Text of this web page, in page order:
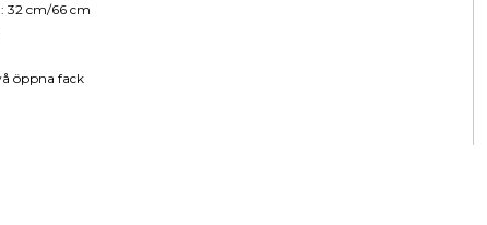
32 cm/66 cm
öppna fack